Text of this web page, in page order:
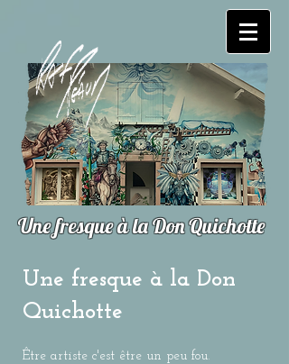
Une fresque à la Don Quichotte
Une fresque à la Don
Quichotte
Être artiste c'est être un peu fou.